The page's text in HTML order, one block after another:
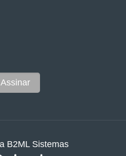
B2ML Sistemas